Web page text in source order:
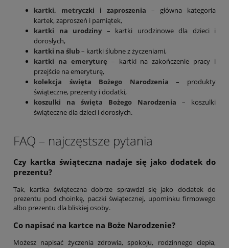
kartki, metryczki i zaproszenia – główna kategoria
kartek, zaproszeń i pamiątek,
kartki na urodziny – kartki urodzinowe dla dzieci i
dorosłych,
kartki na ślub– kartki ślubne z życzeniami,
kartki na emeryturę – kartki na zakończenie pracy i
przejście na emeryturę,
kolekcja święta Bożego Narodzenia – produkty
świąteczne, prezenty i dodatki,
koszulki na święta Bożego Narodzenia – koszulki
świąteczne dla dzieci i dorosłych.
FAQ – najczęstsze pytania
Czy kartka świąteczna nadaje się jako dodatek do
prezentu?
Tak, kartka świąteczna dobrze sprawdzi się jako dodatek do
prezentu pod choinkę, paczki świątecznej, upominku firmowego
albo prezentu dla bliskiej osoby.
Co napisać na kartce na Boże Narodzenie?
Możesz napisać życzenia zdrowia, spokoju, rodzinnego ciepła,